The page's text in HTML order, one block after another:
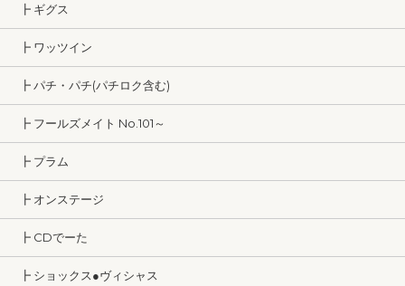
┣ ギグス
┣ ワッツイン
┣ パチ・パチ(パチロク含む)
┣ フールズメイト No.101～
┣ プラム
┣ オンステージ
┣ CDでーた
┣ ショックス●ヴィシャス